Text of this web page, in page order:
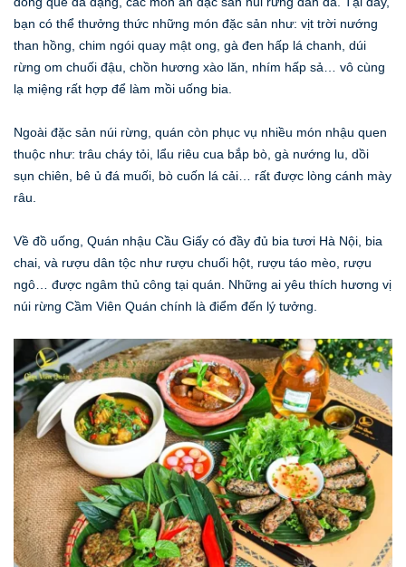
bạn có thể thưởng thức những món đặc sản như: vịt trời nướng
than hồng, chim ngói quay mật ong, gà đen hấp lá chanh, dúi
rừng om chuối đậu, chồn hương xào lăn, nhím hấp sả… vô cùng
lạ miệng rất hợp để làm mồi uống bia.
Ngoài đặc sản núi rừng, quán còn phục vụ nhiều món nhậu quen
thuộc như: trâu cháy tỏi, lẩu riêu cua bắp bò, gà nướng lu, dồi
sụn chiên, bê ủ đá muối, bò cuốn lá cải… rất được lòng cánh mày
râu.
Về đồ uống, Quán nhậu Cầu Giấy có đầy đủ bia tươi Hà Nội, bia
chai, và rượu dân tộc như rượu chuối hột, rượu táo mèo, rượu
ngô… được ngâm thủ công tại quán. Những ai yêu thích hương vị
núi rừng Cầm Viên Quán chính là điểm đến lý tưởng.